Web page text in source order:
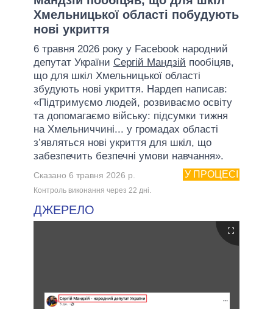
Хмельницької області побудують
нові укриття
6 травня 2026 року у Facebook народний
депутат України Сергій Мандзій пообіцяв,
що для шкіл Хмельницької області
збудують нові укриття. Нардеп написав:
«Підтримуємо людей, розвиваємо освіту
та допомагаємо війську: підсумки тижня
на Хмельниччині... у громадах області
з’являться нові укриття для шкіл, що
забезпечить безпечні умови навчання».
У ПРОЦЕСІ
Сказано 6 травня 2026 р.
Контроль виконання через 22 днi.
ДЖЕРЕЛО